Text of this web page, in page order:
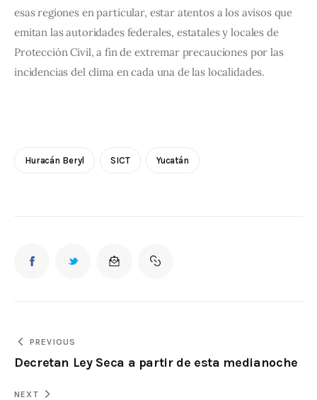
esas regiones en particular, estar atentos a los avisos que
emitan las autoridades federales, estatales y locales de
Protección Civil, a fin de extremar precauciones por las
incidencias del clima en cada una de las localidades.
Huracán Beryl SICT Yucatán
PREVIOUS
Decretan Ley Seca a partir de esta medianoche
NEXT